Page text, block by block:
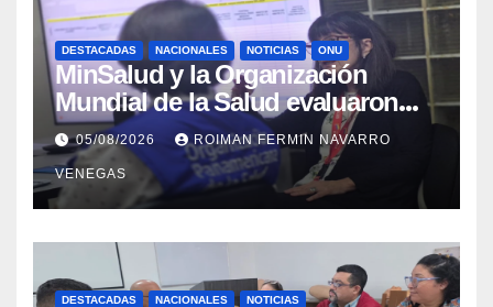
DESTACADAS NACIONALES NOTICIAS ONU
MinSalud y la Organización
Mundial de la Salud evaluaron
propuesta técnica integral en
materia de agua saneamiento e
higiene ante contingencia
sísmica
05/08/2026 ROIMAN FERMIN NAVARRO
VENEGAS
DESTACADAS NACIONALES NOTICIAS